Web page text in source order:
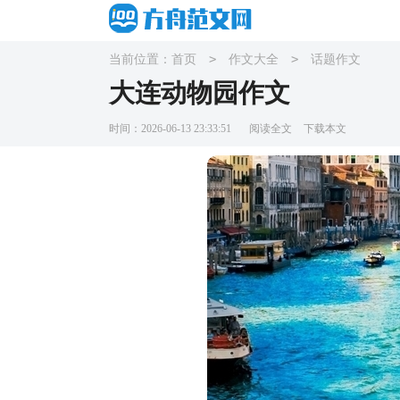
当前位置： 首页 > 作文大全 > 话题作文
大连动物园作文
时间：2026-06-13 23:33:51 阅读全文 下载本文